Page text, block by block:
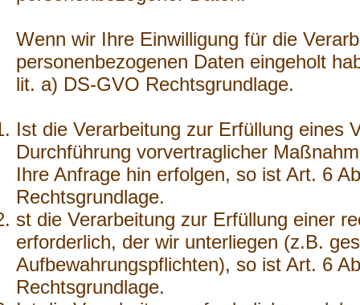
Wenn wir Ihre Einwilligung für die
personenbezogenen Daten eingeholt
lit. a) DS-GVO Rechtsgrundlage.
Ist die Verarbeitung zur Erfüllung eines
Durchführung vorvertraglicher
Ihre Anfrage hin erfolgen, so ist Art. 6
Rechtsgrundlage.
st die Verarbeitung zur Erfüllung einer
erforderlich, der wir unterliegen (z.B.
Aufbewahrungspflichten), so ist Art. 6
Rechtsgrundlage.